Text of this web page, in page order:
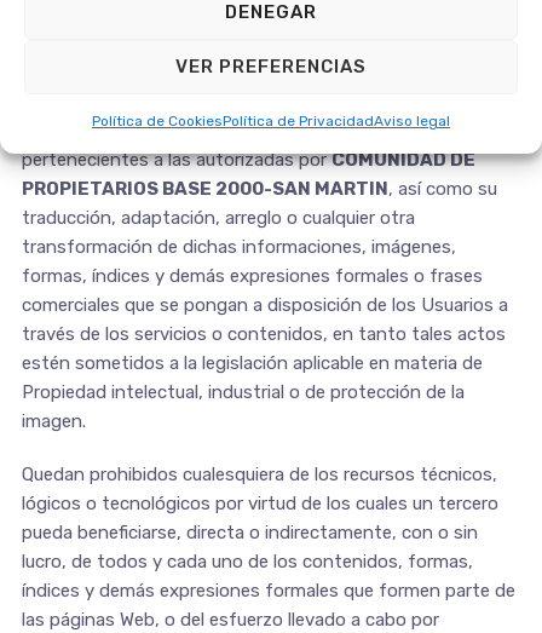
DENEGAR
VER PREFERENCIAS
Política de CookiesPolítica de PrivacidadAviso legal
los actos de reproducción, distribución, exhibición,
almacenamiento en soportes físicos o lógicos (por ejemplo,
puesta a disposición desde bases de datos distintas de las
pertenecientes a las autorizadas porCOMUNIDAD DE
PROPIETARIOS BASE 2000-SAN MARTIN, así como su
traducción, adaptación, arreglo o cualquier otra
transformación de dichas informaciones, imágenes,
formas, índices y demás expresiones formales o frases
comerciales que se pongan a disposición de los Usuarios a
través de los servicios o contenidos, en tanto tales actos
estén sometidos a la legislación aplicable en materia de
Propiedad intelectual, industrial o de protección de la
imagen.
Quedan prohibidos cualesquiera de los recursos técnicos,
lógicos o tecnológicos por virtud de los cuales un tercero
pueda beneficiarse, directa o indirectamente, con o sin
lucro, de todos y cada uno de los contenidos, formas,
índices y demás expresiones formales que formen parte de
las páginas Web, o del esfuerzo llevado a cabo por